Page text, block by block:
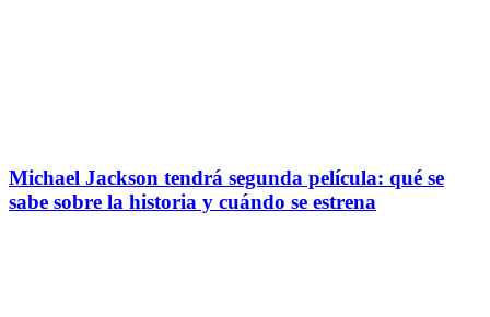
Michael Jackson tendrá segunda película: qué se
sabe sobre la historia y cuándo se estrena